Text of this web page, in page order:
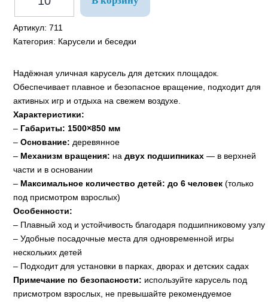
Артикул:711
Категория: Карусели и беседки
Надёжная уличная карусель для детских площадок.
Обеспечивает плавное и безопасное вращение, подходит для
активных игр и отдыха на свежем воздухе.
Характеристики:
– Габариты: 1500×850 мм
–Основание: деревянное
– Механизм вращения: надвух подшипниках — в верхней
части и в основании
– Максимальное количество детей: до 6 человек (только
под присмотром взрослых)
Особенности:
– Плавный ход и устойчивость благодаря подшипниковому узлу
– Удобные посадочные места для одновременной игры
нескольких детей
– Подходит для установки в парках, дворах и детских садах
Примечание по безопасности: используйте карусель под
присмотром взрослых, не превышайте рекомендуемое